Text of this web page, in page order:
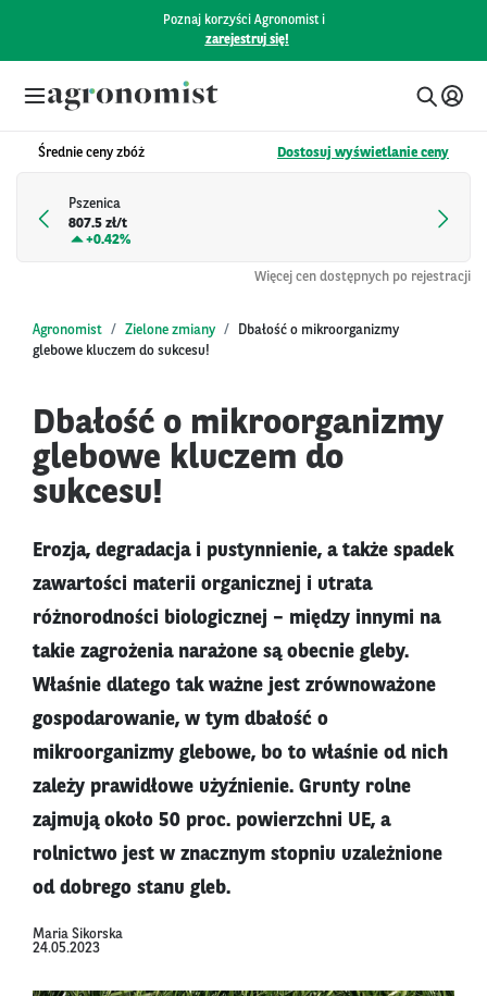
Poznaj korzyści Agronomist i
zarejestruj się!
Średnie ceny zbóż Dostosuj wyświetlanie ceny
Pszenica
807.5 zł/t
+0.42%
Więcej cen dostępnych po rejestracji
Agronomist Zielone zmiany
Dbałość o mikroorganizmy
glebowe kluczem do sukcesu!
Dbałość o mikroorganizmy
glebowe kluczem do
sukcesu!
Erozja, degradacja i pustynnienie, a także spadek
zawartości materii organicznej i utrata
różnorodności biologicznej – między innymi na
takie zagrożenia narażone są obecnie gleby.
Właśnie dlatego tak ważne jest zrównoważone
gospodarowanie, w tym dbałość o
mikroorganizmy glebowe, bo to właśnie od nich
zależy prawidłowe użyźnienie. Grunty rolne
zajmują około 50 proc. powierzchni UE, a
rolnictwo jest w znacznym stopniu uzależnione
od dobrego stanu gleb.
Maria Sikorska
24.05.2023